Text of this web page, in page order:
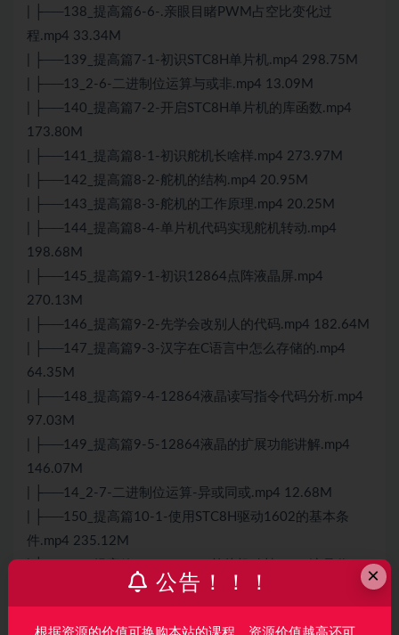
| ├──138_提高篇6-6-.亲眼目睹PWM占空比变化过
程.mp4 33.34M
| ├──139_提高篇7-1-初识STC8H单片机.mp4 298.75M
| ├──13_2-6-二进制位运算与或非.mp4 13.09M
| ├──140_提高篇7-2-开启STC8H单片机的库函数.mp4
173.80M
| ├──141_提高篇8-1-初识舵机长啥样.mp4 273.97M
| ├──142_提高篇8-2-舵机的结构.mp4 20.95M
| ├──143_提高篇8-3-舵机的工作原理.mp4 20.25M
| ├──144_提高篇8-4-单片机代码实现舵机转动.mp4
198.68M
| ├──145_提高篇9-1-初识12864点阵液晶屏.mp4
270.13M
| ├──146_提高篇9-2-先学会改别人的代码.mp4 182.64M
| ├──147_提高篇9-3-汉字在 C语言 中怎么存储的.mp4
64.35M
| ├──148_提高篇9-4-12864液晶读写指令代码分析.mp4
97.03M
| ├──149_提高篇9-5-12864液晶的扩展功能讲解.mp4
146.07M
| ├──14_2-7-二进制位运算-异或同或.mp4 12.68M
| ├──150_提高篇10-1-使用STC8H驱动1602的基本条
件.mp4 235.12M
码.mp4 175.78M
×
公告！！！